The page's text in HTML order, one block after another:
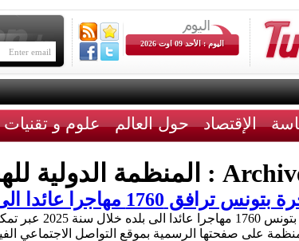
اليوم : الأحد 09 اوت 2026
الإقتصاد حول العالم علوم و تقنيات
المنظمة الدولية
الى بلده الأصلي لبدء حياة جديدة
رافقت
على صفحتها الرسمية بموقع التواصل الاجتماعي